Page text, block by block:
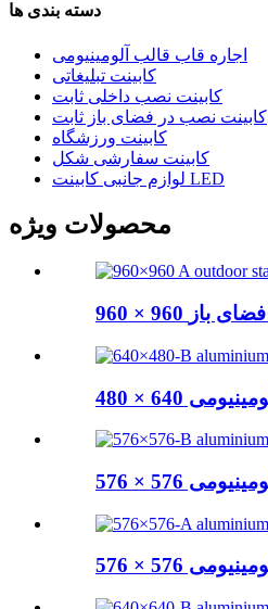
دسته بندی ها
اجاره قاب قالب آلومینیومی
کابینت تبلیغاتی
کابینت نصب داخلی ثابت
کابینت نصب در فضای باز ثابت
کابینت ورزشگاه
کابینت سفارشی شکل
لوازم جانبی کابینت LED
محصولات ویژه